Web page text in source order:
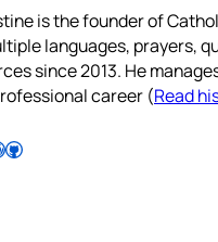
is the founder of
languages, prayers,
since 2013. He
career (Read
Follow Pradeep on GitHub